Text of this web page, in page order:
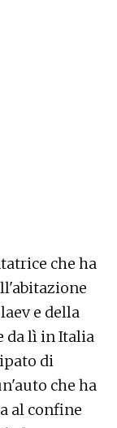
che ha
e della
da lì in Italia
di
che ha
al confine